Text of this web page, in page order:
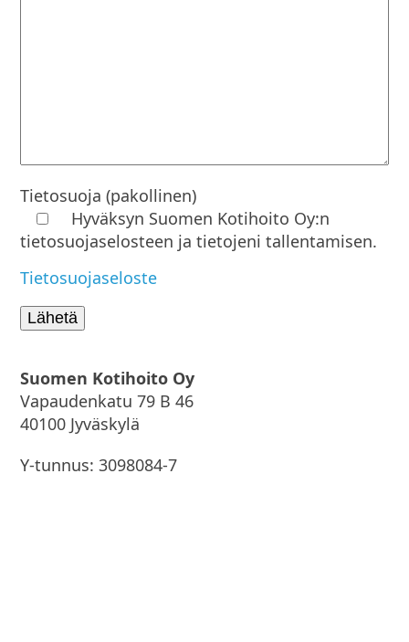
Tietosuoja (pakollinen)
Hyväksyn Suomen Kotihoito Oy:n
tietosuojaselosteen ja tietojeni tallentamisen.
Tietosuojaseloste
Suomen Kotihoito Oy
Vapaudenkatu 79 B 46
40100 Jyväskylä
Y-tunnus: 3098084-7